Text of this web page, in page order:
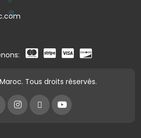
Tous droits réservés.